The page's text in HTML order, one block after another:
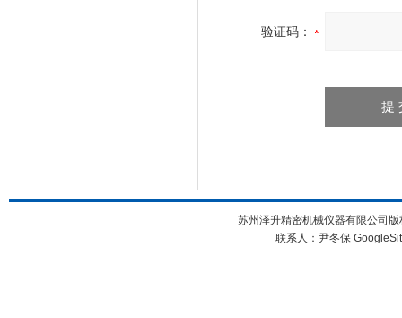
验证码：
苏州泽升精密机械仪器有限公司
联系人：尹冬保